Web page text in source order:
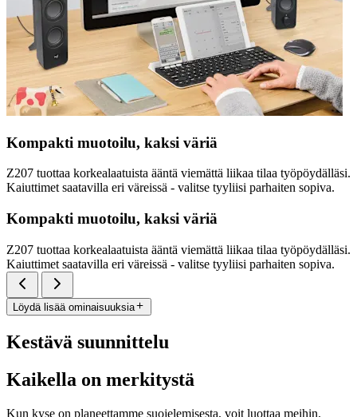
Kompakti muotoilu, kaksi väriä
Z207 tuottaa korkealaatuista ääntä viemättä liikaa tilaa työpöydälläsi.
Kaiuttimet saatavilla eri väreissä - valitse tyyliisi parhaiten sopiva.
Kompakti muotoilu, kaksi väriä
Z207 tuottaa korkealaatuista ääntä viemättä liikaa tilaa työpöydälläsi.
Kaiuttimet saatavilla eri väreissä - valitse tyyliisi parhaiten sopiva.
Löydä lisää ominaisuuksia
Kestävä suunnittelu
Kaikella on merkitystä
Kun kyse on planeettamme suojelemisesta, voit luottaa meihin.